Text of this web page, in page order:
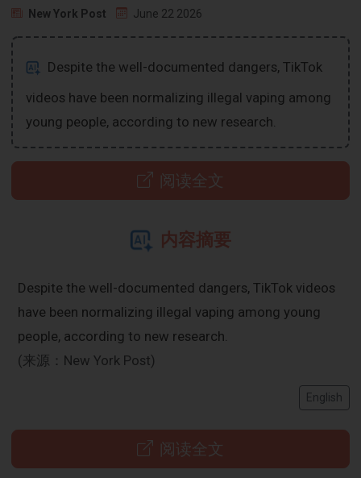
New York Post June 22 2026
Despite the well-documented dangers, TikTok
videos have been normalizing illegal vaping among
young people, according to new research.
阅读全文
内容摘要
Despite the well-documented dangers, TikTok videos
have been normalizing illegal vaping among young
people, according to new research.
(来源：New York Post)
English
阅读全文